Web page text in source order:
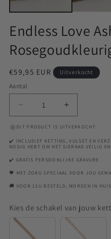
Endless Love
Normale
prijs
€59,95 EUR Uitverkocht
Aantal
Aantal
verlagen
voor
Endless
Love
Ashanger
Rosegoudkleurig
Aantal
verhogen
voor
Endless
Love
Ashanger
DIT PRODUCT IS UITVERKOCHT
✔️ INCLUSIEF KETTING, VULSET EN
NODIG HEBT OM HET SIERAAD VEILIG
✔️ GRATIS PERSOONLIJKE GRAVURE
🖤 MET ZORG SPECIAAL VOOR JOU
🚚 VOOR 12U BESTELD, MORGEN IN
Kies de schakel van jouw